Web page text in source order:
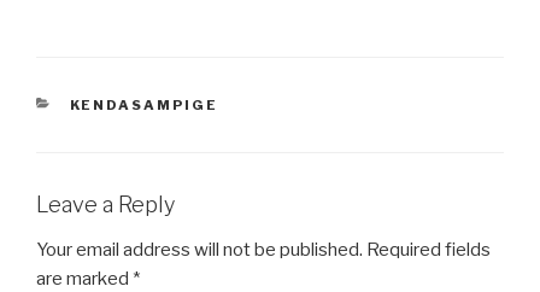
e
o
k
s
p
s
er
CATEGORIES
KENDASAMPIGE
Leave a Reply
Your email address will not be published. Required fields
are marked *